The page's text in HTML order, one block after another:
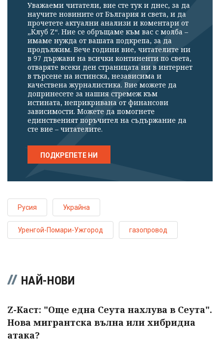
Уважаеми читатели, вие сте тук и днес, за да
научите новините от България и света, и да
прочетете актуални анализи и коментари от
„Клуб Z“. Ние се обръщаме към вас с молба –
имаме нужда от вашата подкрепа, за да
продължим. Вече години вие, читателите ни
в 97 държави на всички континенти по света,
отваряте всеки ден страницата ни в интернет
в търсене на истинска, независима и
качествена журналистика. Вие можете да
допринесете за нашия стремеж към
истината, неприкривана от финансови
зависимости. Можете да помогнете
единственият поръчител на съдържание да
сте вие – читателите.
ПОДКРЕПЕТЕ НИ
Русия Украйна
Уренгой-Помари-Ужгород газопровод
НАЙ-НОВИ
Z-Каст: "Още една Сеута нахлува в Сеута".
Нова мигрантска вълна или хибридна
атака?